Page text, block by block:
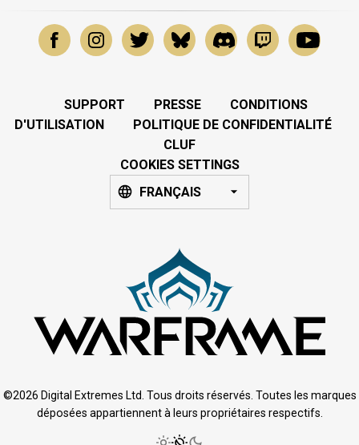
SUPPORT PRESSE
CONDITIONS
D'UTILISATION
POLITIQUE DE CONFIDENTIALITÉ
CLUF
COOKIES SETTINGS
FRANÇAIS
©2026 Digital Extremes Ltd. Tous droits réservés. Toutes les marques
déposées appartiennent à leurs propriétaires respectifs.